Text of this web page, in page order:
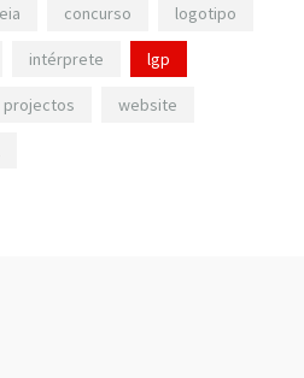
concurso logotipo
intérprete lgp
projectos website